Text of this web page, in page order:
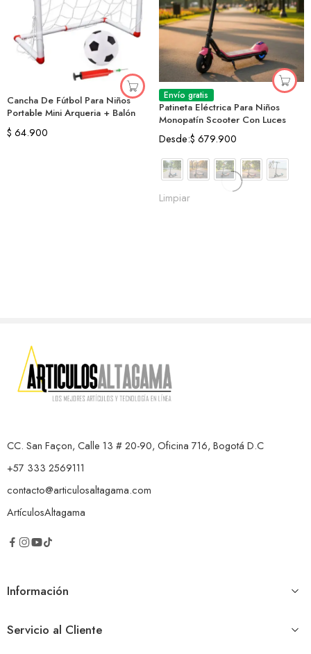
Cancha De Fútbol Para Niños
Portable Mini Arqueria + Balón
$ 64.900
Envío gratis
Patineta Eléctrica Para Niños
Monopatín Scooter Con Luces
Desde:$ 679.900
Limpiar
CC. San Façon, Calle 13 # 20-90, Oficina 716, Bogotá D.C
+57 333 2569111
contacto@articulosaltagama.com
ArtículosAltagama
Información
Servicio al Cliente